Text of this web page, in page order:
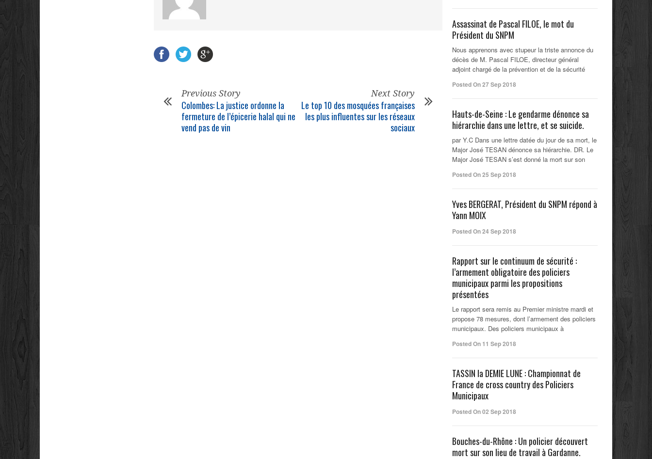
Previous Story
Colombes: La justice ordonne la
fermeture de l’épicerie halal qui ne
vend pas de vin
Next Story
Le top 10 des mosquées françaises
les plus influentes sur les réseaux
sociaux
Assassinat de Pascal FILOE, le mot du
Président du SNPM
Nous apprenons avec stupeur la triste annonce du
décès de M. Pascal FILOE, directeur général
adjoint chargé de la prévention et de la sécurité
Posted On 27 Sep 2018
Hauts-de-Seine : Le gendarme dénonce sa
hiérarchie dans une lettre, et se suicide.
par Y.C Dans une lettre datée du jour de sa mort, le
Major José TESAN dénonce sa hiérarchie. DR. Le
Major José TESAN s’est donné la mort sur son
Posted On 25 Sep 2018
Yves BERGERAT, Président du SNPM répond à
Yann MOIX
Posted On 24 Sep 2018
Rapport sur le continuum de sécurité :
l’armement obligatoire des policiers
municipaux parmi les propositions
présentées
Le rapport sera remis au Premier ministre mardi et
propose 78 mesures, dont l’armement des policiers
municipaux. Des policiers municipaux à
Posted On 11 Sep 2018
TASSIN la DEMIE LUNE : Championnat de
France de cross country des Policiers
Municipaux
Posted On 02 Sep 2018
Bouches-du-Rhône : Un policier découvert
mort sur son lieu de travail à Gardanne.